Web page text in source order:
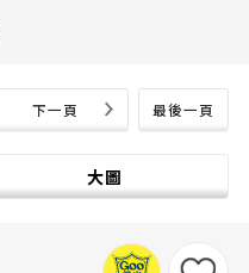
最後一頁
下一頁
大圖